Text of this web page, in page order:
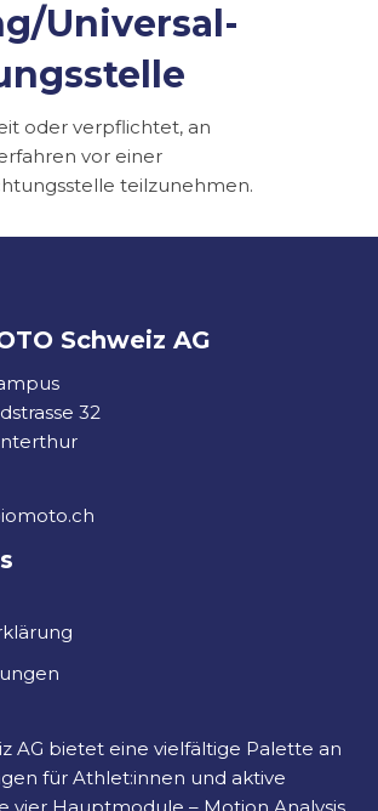
Universal­
oder verpflichtet, an
vor einer
teilzunehmen.
Schweiz AG
32
AG bietet eine vielfältige Palette an
für Athlet:innen und aktive